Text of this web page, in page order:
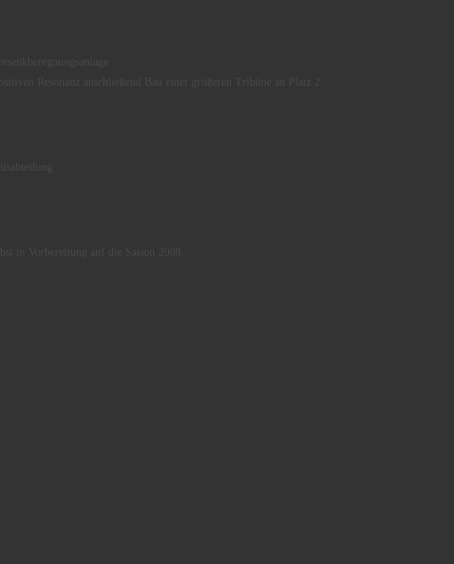
Resonanz anschließend Bau einer größeren Tribüne an Platz 2
in Vorbereitung auf die Saison 2008.